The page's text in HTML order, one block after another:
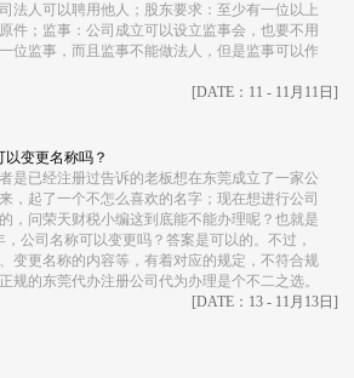
法人可以聘用他人；股东要求：至少有一位以上
件；监事：公司成立可以设立监事会，也要不用
位监事，而且监事不能做法人，但是监事可以作
[DATE：11 - 11月11日]
变更名称吗？
是已经注册过告诉的老板想在东莞成立了一家公
，起了一个不怎么喜欢的名字；现在想进行公司
，问荣天财税小编这到底能不能办理呢？也就是
公司名称可以变更吗？答案是可以的。不过，
变更名称的内容等，有着对应的规定，不符合规
规的东莞代办注册公司代为办理是个不二之选。
[DATE：13 - 11月13日]